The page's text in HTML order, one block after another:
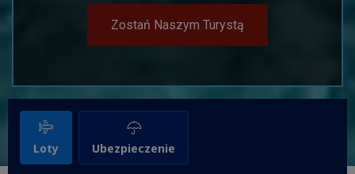
Zostań Naszym Turystą
Loty Ubezpieczenie